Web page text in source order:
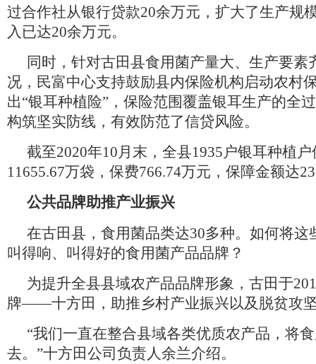
过合作社从银行贷款20余万元，扩大了生产规
入已达20余万元。
同时，针对古田县食用菌产量大、生产要素
况，民富中心支持鼓励县内保险机构启动农村
出“银耳种植险”，保险范围覆盖银耳生产的全
构筑坚实防线，有效防范了信贷风险。
截至2020年10月末，全县1935户银耳种植
11655.67万袋，保费766.74万元，保障金额达
公共品牌助推产业振兴
在古田县，食用菌品类达30多种。如何将
叫得响、叫得好的食用菌产品品牌？
为提升全县县域农产品品牌形象，古田于
牌——十方田，助推乡村产业振兴以及脱贫攻
“我们一直在整合县域各类优质农产品，将
去。”十方田公司负责人余兰介绍。